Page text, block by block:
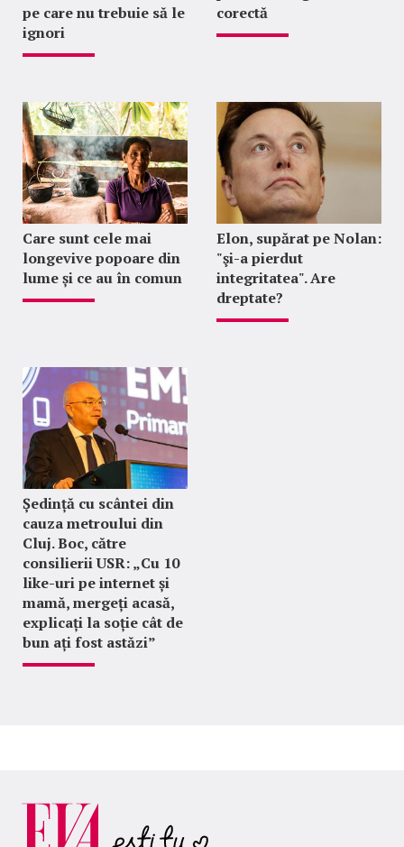
pe care nu trebuie să le
ignori
corectă
Care sunt cele mai
longevive popoare din
lume și ce au în comun
Elon, supărat pe Nolan:
"şi-a pierdut
integritatea". Are
dreptate?
Ședință cu scântei din
cauza metroului din
Cluj. Boc, către
consilierii USR: „Cu 10
like-uri pe internet și
mamă, mergeți acasă,
explicați la soție cât de
bun ați fost astăzi”